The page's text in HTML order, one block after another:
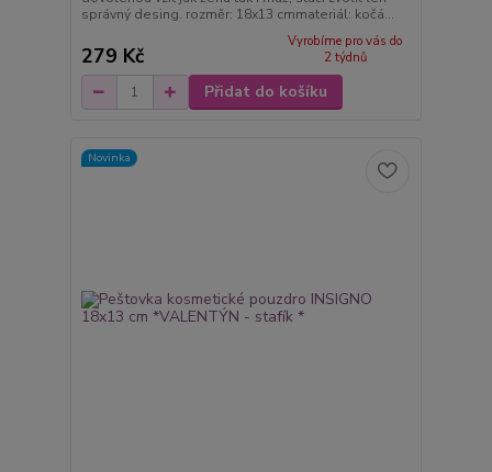
správný desing. rozměr: 18x13 cmmateriál: kočá...
279 Kč
Vyrobíme pro vás do
2 týdnů
Přidat do košíku
Novinka